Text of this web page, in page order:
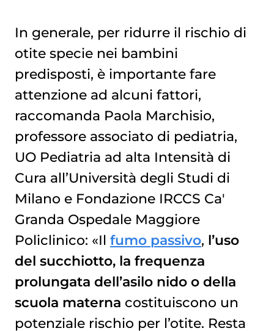
In generale, per ridurre il rischio di
otite specie nei bambini
predisposti, è importante fare
attenzione ad alcuni fattori,
raccomanda Paola Marchisio,
professore associato di pediatria,
UO Pediatria ad alta Intensità di
Cura all’Università degli Studi di
Milano e Fondazione IRCCS Ca'
Granda Ospedale Maggiore
Policlinico: «Il fumo passivo, l’uso
del succhiotto, la frequenza
prolungata dell’asilo nido o della
scuola materna costituiscono un
potenziale rischio per l’otite. Resta